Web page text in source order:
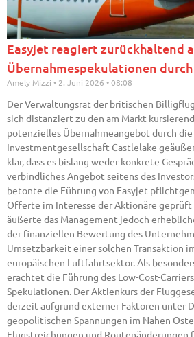
Easyjet reagiert zurückhaltend
Übernahmespekulationen
Amely Mizzi 2. Juni 2026 08:08
Der Verwaltungsrat der britischen
sich distanziert zu den am Markt
potenzielles Übernahmeangebot durch die
Investmentgesellschaft Castlelake
klar, dass es bislang weder konkrete
verbindliches Angebot seitens des
betonte die Führung von Easyjet
Offerte im Interesse der Aktionäre
äußerte das Management jedoch
der finanziellen Bewertung des
Umsetzbarkeit einer solchen Transaktion
europäischen Luftfahrtsektor. Als
erachtet die Führung des Low-Cost-
Spekulationen. Der Aktienkurs der
derzeit aufgrund externer Faktoren unter
geopolitischen Spannungen im Nahen